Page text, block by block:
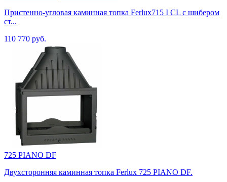
Пристенно-угловая каминная топка Ferlux715 I CL с шибером
ст...
110 770 руб.
725 PIANO DF
Двухсторонняя каминная топка Ferlux 725 PIANO DF.